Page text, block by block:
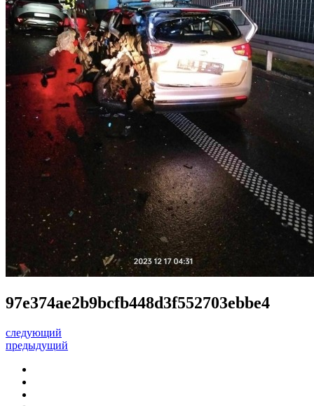
97e374ae2b9bcfb448d3f552703ebbe4
следующий
предыдущий